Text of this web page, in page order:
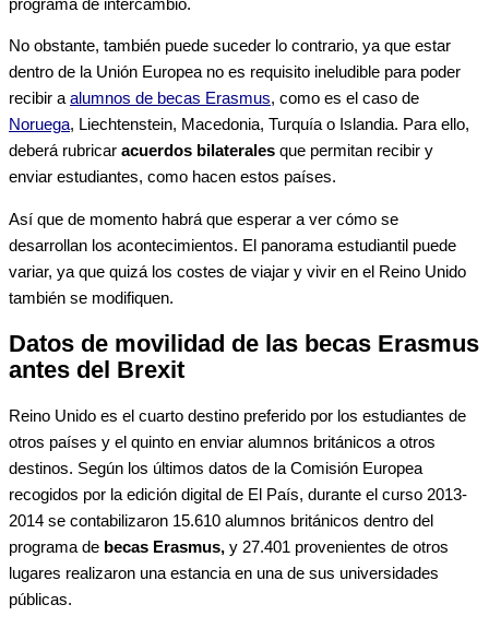
programa de intercambio.
No obstante, también puede suceder lo contrario, ya que estar
dentro de la Unión Europea no es requisito ineludible para poder
recibir aalumnos de becas Erasmus, como es el caso de
Noruega, Liechtenstein, Macedonia, Turquía o Islandia. Para ello,
deberá rubricar acuerdos bilaterales que permitan recibir y
enviar estudiantes, como hacen estos países.
Así que de momento habrá que esperar a ver cómo se
desarrollan los acontecimientos. El panorama estudiantil puede
variar, ya que quizá los costes de viajar y vivir en el Reino Unido
también se modifiquen.
Datos de movilidad de las becas Erasmus
antes del Brexit
Reino Unido es el cuarto destino preferido por los estudiantes de
otros países y el quinto en enviar alumnos británicos a otros
destinos. Según los últimos datos de la Comisión Europea
recogidos por la edición digital de El País, durante el curso 2013-
2014 se contabilizaron 15.610 alumnos británicos dentro del
programa de becas Erasmus, y 27.401 provenientes de otros
lugares realizaron una estancia en una de sus universidades
públicas.